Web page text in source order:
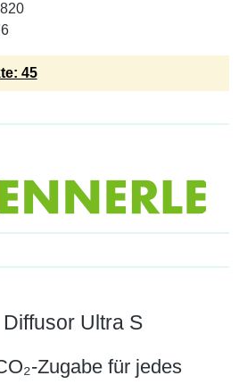
45
Ultra S
Zugabe für jedes